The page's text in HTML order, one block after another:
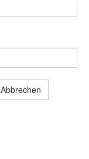
Abbrechen